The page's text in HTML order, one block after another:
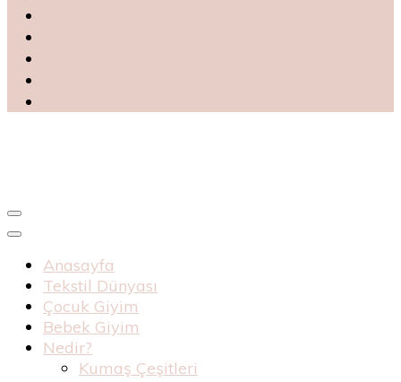
Haknur Bebe
Anasayfa
Tekstil Dünyası
Çocuk Giyim
Bebek Giyim
Nedir?
Kumaş Çeşitleri